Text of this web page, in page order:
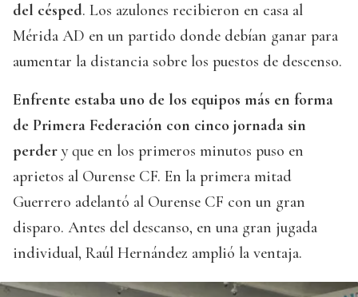
del césped. Los azulones recibieron en casa al
Mérida AD en un partido donde debían ganar para
aumentar la distancia sobre los puestos de descenso.
Enfrente estaba uno de los equipos más en forma
de Primera Federación con cinco jornada sin
perder y que en los primeros minutos puso en
aprietos al Ourense CF. En la primera mitad
Guerrero adelantó al Ourense CF con un gran
disparo. Antes del descanso, en una gran jugada
individual, Raúl Hernández amplió la ventaja.